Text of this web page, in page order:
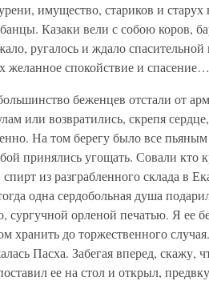
имущество, стариков и
Казаки вели с собою коров,
ругалось и ждало спасительной
желанное спокойствие и спасение…
беженцев отстали от
или возвратились, скрепя
На том берегу было все
принялись угощать. Совали кто
из разграбленного склада в
одна сердобольная душа
сургучной орленой печатью. Я ее
хранить до торжественного
Пасха. Забегая вперед, скажу,
ее на стол и открыл,